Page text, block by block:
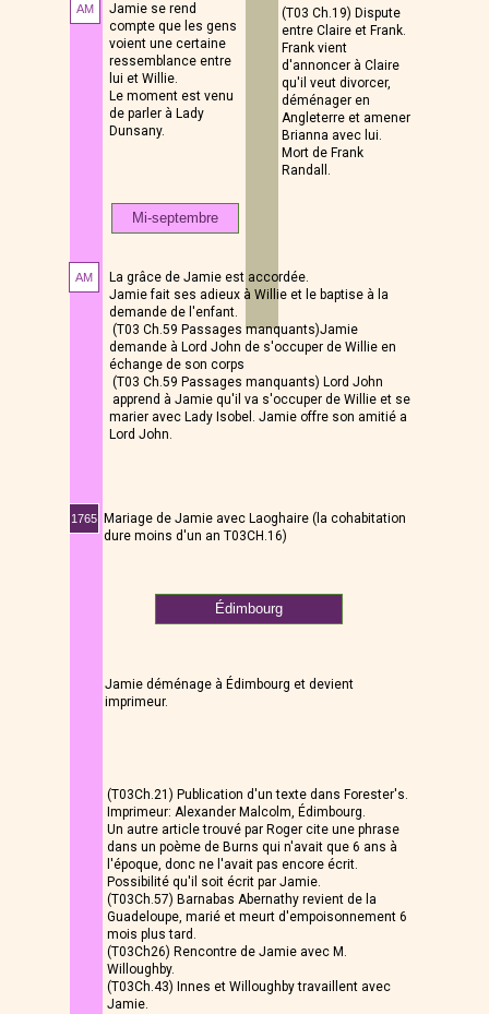
Jamie se rend
compte que les gens
voient une certaine
ressemblance entre
lui et Willie.
Le moment est venu
de parler à Lady
Dunsany.
AM
La grâce de Jamie est accordée.
Jamie fait ses adieux à Willie et le baptise à la
demande de l'enfant.
(T03 Ch.59 Passages manquants)Jamie
demande à Lord John de s'occuper de Willie en
échange de son corps
(T03 Ch.59 Passages manquants) Lord John
apprend à Jamie qu'il va s'occuper de Willie et se
marier avec Lady Isobel. Jamie offre son amitié a
Lord John.
Mariage de Jamie avec Laoghaire (la cohabitation
dure moins d'un an T03CH.16)
Mi-septembre
Édimbourg
Jamie déménage à Édimbourg et devient
imprimeur.
(T03 Ch.19) Dispute
entre Claire et Frank.
Frank vient
d'annoncer à Claire
qu'il veut divorcer,
déménager en
Angleterre et amener
Brianna avec lui.
Mort de Frank
Randall.
1765
(T03Ch.21) Publication d'un texte dans Forester's.
Imprimeur: Alexander Malcolm, Édimbourg.
Un autre article trouvé par Roger cite une phrase
dans un poème de Burns qui n'avait que 6 ans à
l'époque, donc ne l'avait pas encore écrit.
Possibilité qu'il soit écrit par Jamie.
(T03Ch.57) Barnabas Abernathy revient de la
Guadeloupe, marié et meurt d'empoisonnement 6
mois plus tard.
(T03Ch26) Rencontre de Jamie avec M.
Willoughby.
(T03Ch.43) Innes et Willoughby travaillent avec
Jamie.
AM